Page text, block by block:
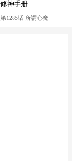
修神手册
第1285话 所謂心魔